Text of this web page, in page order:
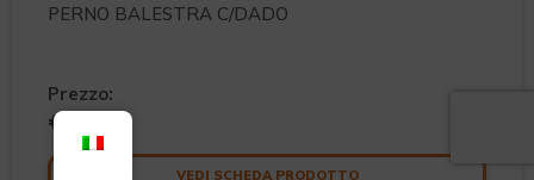
PERNO BALESTRA C/DADO
Prezzo:
€18,00
VEDI SCHEDA PRODOTTO